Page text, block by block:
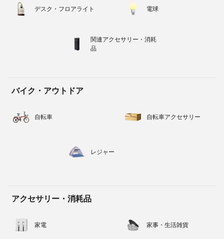
デスク・フロアライト 電球
関連アクセサリー・消耗
品
バイク・アウトドア
自転車 自転車アクセサリー
レジャー
アクセサリー・消耗品
家電 家事・生活雑貨